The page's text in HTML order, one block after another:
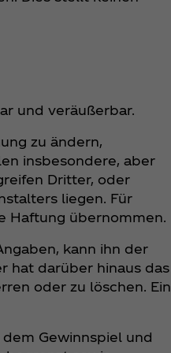
und veräußerbar.
zu ändern,
insbesondere, aber
Dritter, oder
liegen. Für
Haftung übernommen.
kann ihn der
hat darüber hinaus das
oder zu löschen. Ein
Gewinnspiel und